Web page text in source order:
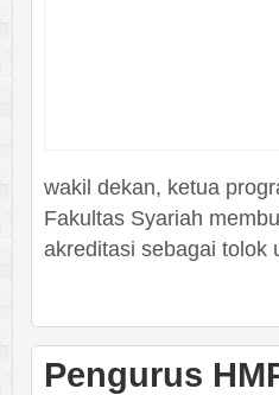
wakil dekan, ketua
Fakultas Syariah
akreditasi sebagai tolok
Pengurus